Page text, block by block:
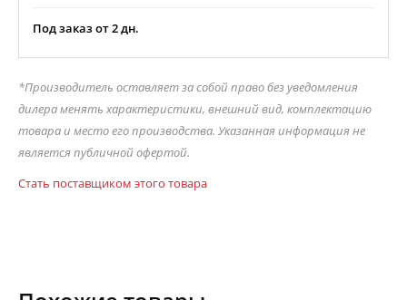
Под заказ от 2 дн.
*Производитель оставляет за собой право без уведомления
дилера менять характеристики, внешний вид, комплектацию
товара и место его производства. Указанная информация не
является публичной офертой.
Стать поставщиком этого товара